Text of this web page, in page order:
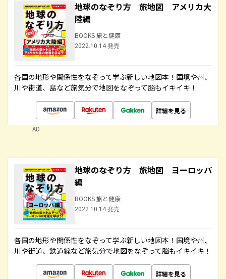
地球のなぞり方 旅地図 アメリカ大
陸編
BOOKS 旅と健康
2022.10.14 発売
各国の地形や関係性をなぞって学ぶ新しい地図本！国境や州、
川や街道、島など旅気分で地図をなぞって脳もイキイキ！
詳細を見る
AD
地球のなぞり方 旅地図 ヨーロッパ
編
BOOKS 旅と健康
2022.10.14 発売
各国の地形や関係性をなぞって学ぶ新しい地図本！国境や州、
川や街道、鉄道線など旅気分で地図をなぞって脳もイキイキ！
詳細を見る